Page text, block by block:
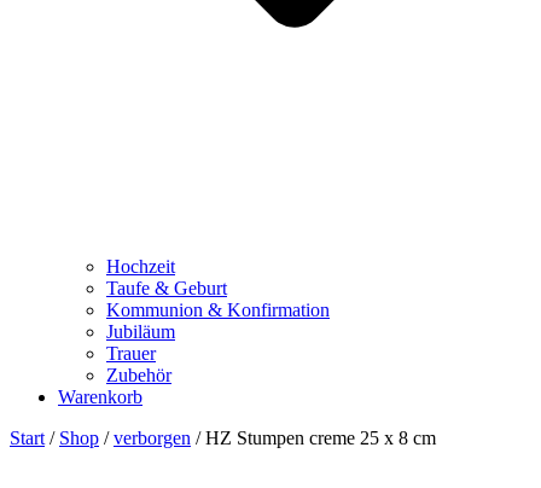
Hochzeit
Taufe & Geburt
Kommunion & Konfirmation
Jubiläum
Trauer
Zubehör
Warenkorb
Start / Shop /verborgen / HZ Stumpen creme 25 x 8 cm